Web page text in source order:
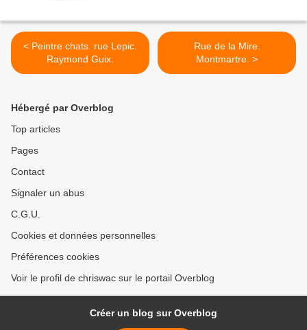
< Peintre chats. rue Lepic.
Raymond Guix.
Rue de la Mire.
Montmartre. >
Hébergé par Overblog
Top articles
Pages
Contact
Signaler un abus
C.G.U.
Cookies et données personnelles
Préférences cookies
Voir le profil de chriswac sur le portail Overblog
Créer un blog sur Overblog